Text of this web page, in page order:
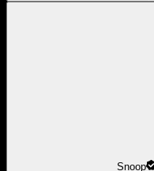
Snoop